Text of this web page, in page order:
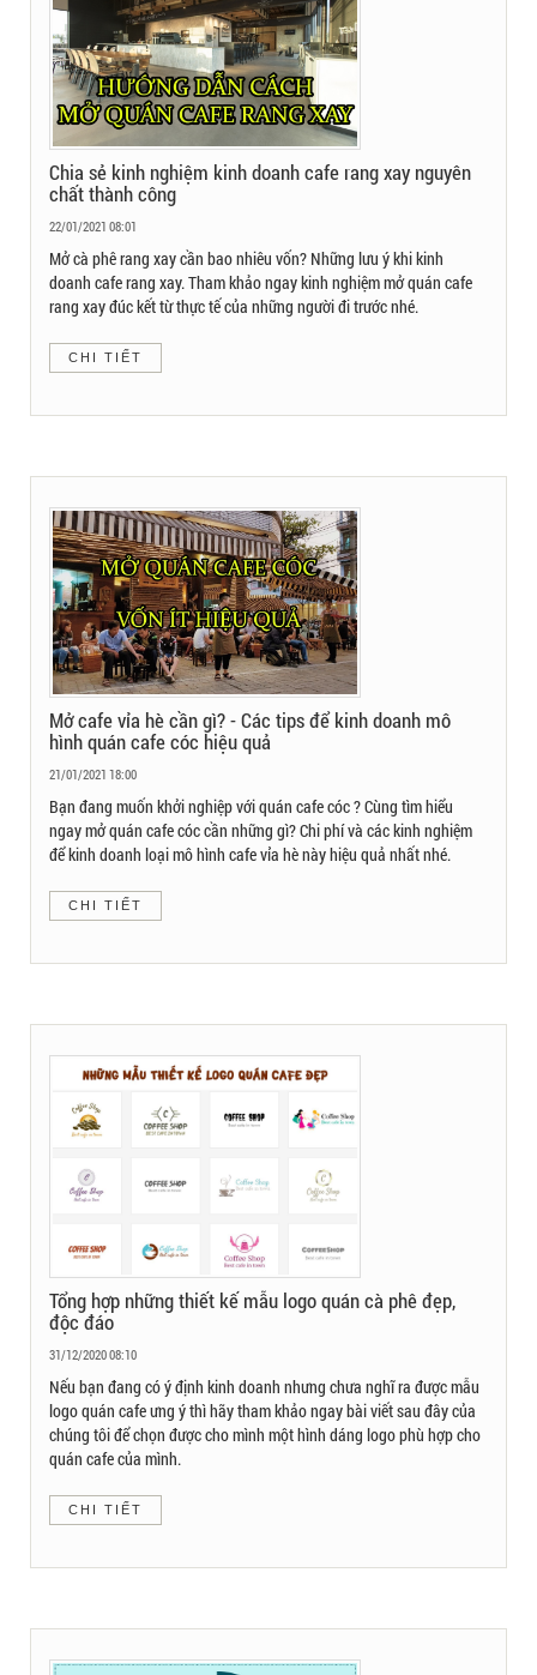
Chia sẻ kinh nghiệm kinh doanh cafe rang xay nguyên
chất thành công
22/01/2021 08:01
Mở cà phê rang xay cần bao nhiêu vốn? Những lưu ý khi kinh
doanh cafe rang xay. Tham khảo ngay kinh nghiệm mở quán cafe
rang xay đúc kết từ thực tế của những người đi trước nhé.
CHI TIẾT
Mở cafe vỉa hè cần gì? - Các tips để kinh doanh mô
hình quán cafe cóc hiệu quả
21/01/2021 18:00
Bạn đang muốn khởi nghiệp với quán cafe cóc ? Cùng tìm hiểu
ngay mở quán cafe cóc cần những gì? Chi phí và các kinh nghiệm
để kinh doanh loại mô hình cafe vỉa hè này hiệu quả nhất nhé.
CHI TIẾT
Tổng hợp những thiết kế mẫu logo quán cà phê đẹp,
độc đáo
31/12/2020 08:10
Nếu bạn đang có ý định kinh doanh nhưng chưa nghĩ ra được mẫu
logo quán cafe ưng ý thì hãy tham khảo ngay bài viết sau đây của
chúng tôi để chọn được cho mình một hình dáng logo phù hợp cho
quán cafe của mình.
CHI TIẾT